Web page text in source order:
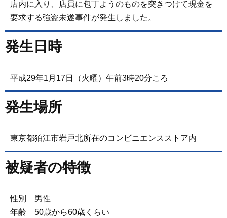
店内に入り、店員に包丁ようのものを突きつけて現金を
要求する強盗未遂事件が発生しました。
発生日時
平成29年1月17日（火曜）午前3時20分ころ
発生場所
東京都狛江市岩戸北所在のコンビニエンスストア内
被疑者の特徴
性別 男性
年齢 50歳から60歳くらい